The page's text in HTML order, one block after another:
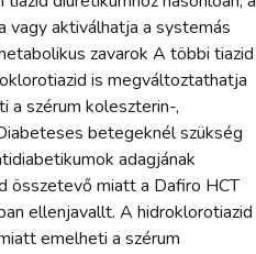
vagy aktiválhatja a systemás
zavarok A többi tiazid
is megváltoztathatja
a szérum koleszterin-,
betegeknél szükség
adagjának
összetevő miatt a Dafiro HCT
ellenjavallt. A hidroklorotiazid
emelheti a szérum